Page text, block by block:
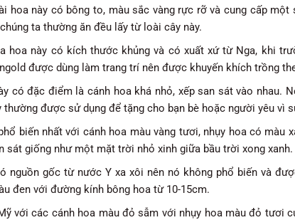
hoa này có bông to, màu sắc vàng rực rỡ và cung cấp
ta thường ăn đều lấy từ loài cây này.
hoa này có kích thước khủng và có xuất xứ từ Nga, khi
được dùng làm trang trí nên được khuyến khích trồng
có đặc điểm là cánh hoa khá nhỏ, xếp san sát vào nhau.
được sử dụng để tặng cho bạn bè hoặc người yêu vì
biến nhất với cánh hoa màu vàng tươi, nhụy hoa có màu
sát giống như một mặt trời nhỏ xinh giữa bầu trời xong xanh.
nguồn gốc từ nước Y xa xôi nên nó không phổ biến và
đen với đường kính bông hoa từ 10-15cm.
với các cánh hoa màu đỏ sẫm với nhụy hoa màu đỏ tươi